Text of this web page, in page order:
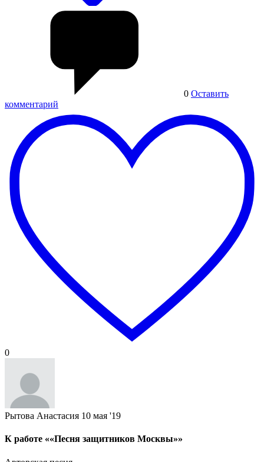
0 Оставить
комментарий
0
Рытова Анастасия 10 мая '19
К работе ««Песня защитников Москвы»»